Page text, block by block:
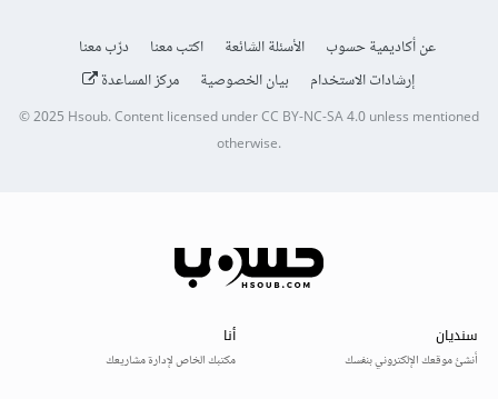
عن أكاديمية حسوب الأسئلة الشائعة اكتب معنا
درّب معنا
إرشادات الاستخدام
بيان الخصوصية مركز المساعدة
© 2025Hsoub.Content licensed underCC BY-NC-SA 4.0unless mentioned
otherwise.